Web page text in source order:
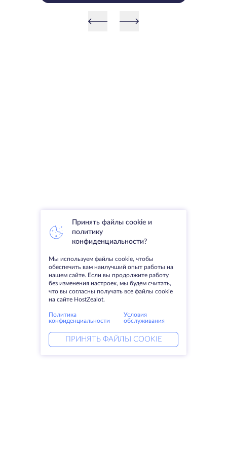
Принять файлы cookie и
политику
конфиденциальности?
Мы используем файлы cookie, чтобы
обеспечить вам наилучший опыт работы на
нашем сайте. Если вы продолжите работу
без изменения настроек, мы будем считать,
что вы согласны получать все файлы cookie
на сайте HostZealot.
Политика
конфиденциальности
Условия
обслуживания
ПРИНЯТЬ ФАЙЛЫ COOKIE